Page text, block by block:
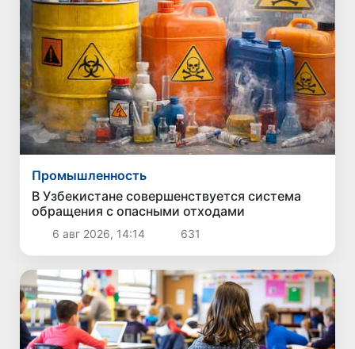
Промышленность
В Узбекистане совершенствуется система
обращения с опасными отходами
6 авг 2026, 14:14 631